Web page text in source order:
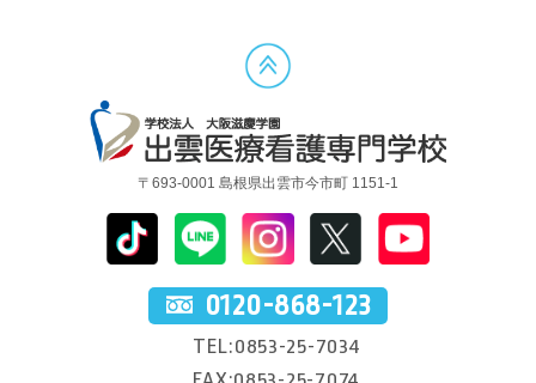
〒693-0001 島根県出雲市今市町 1151-1
0120-868-123
TEL:0853-25-7034